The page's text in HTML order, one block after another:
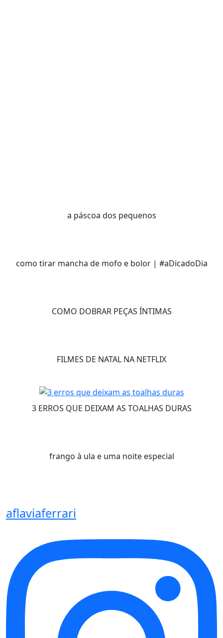
a páscoa dos pequenos
como tirar mancha de mofo e bolor | #aDicadoDia
COMO DOBRAR PEÇAS ÍNTIMAS
FILMES DE NATAL NA NETFLIX
3 ERROS QUE DEIXAM AS TOALHAS DURAS
frango à ula e uma noite especial
aflaviaferrari